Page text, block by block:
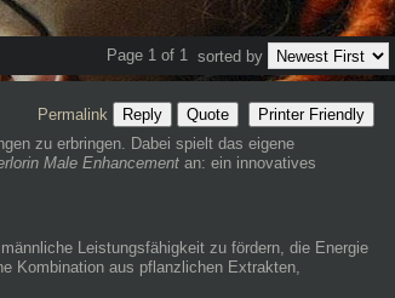
Page 1 of 1 sorted by
Permalink Reply Quote
Printer Friendly
zu erbringen. Dabei spielt das eigene
Male Enhancement an: ein innovatives
Leistungsfähigkeit zu fördern, die Energie
Kombination aus pflanzlichen Extrakten,